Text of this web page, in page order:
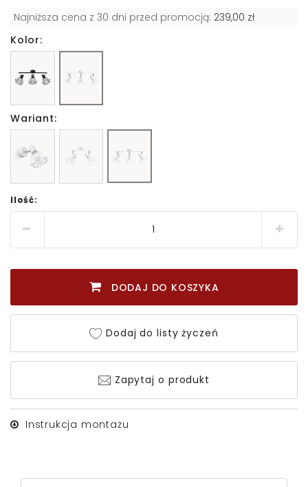
Najniższa cena z 30 dni przed promocją: 239,00 zł
Kolor:
Wariant:
Ilość:
DODAJ DO KOSZYKA
Dodaj do listy życzeń
Zapytaj o produkt
Instrukcja montażu